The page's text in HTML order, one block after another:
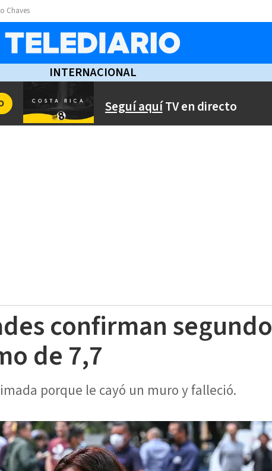
Chaves
INTERNACIONAL
Seguí aquíTV en directo
confirman segundo
de 7,7
porque le cayó un muro y falleció.